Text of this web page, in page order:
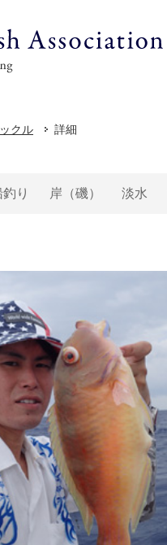
クル 詳細
釣り 岸（磯） 淡水